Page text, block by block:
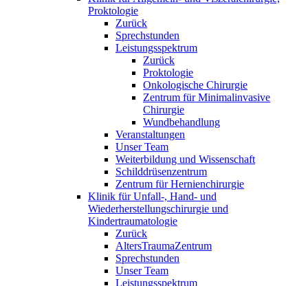
Proktologie
Zurück
Sprechstunden
Leistungsspektrum
Zurück
Proktologie
Onkologische Chirurgie
Zentrum für Minimalinvasive
Chirurgie
Wundbehandlung
Veranstaltungen
Unser Team
Weiterbildung und Wissenschaft
Schilddrüsenzentrum
Zentrum für Hernienchirurgie
Klinik für Unfall-, Hand- und
Wiederherstellungschirurgie und
Kindertraumatologie
Zurück
AltersTraumaZentrum
Sprechstunden
Unser Team
Leistungsspektrum